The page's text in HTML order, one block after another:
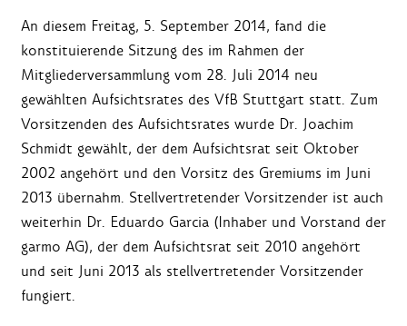
An diesem Freitag, 5. September 2014, fand die
konstituierende Sitzung des im Rahmen der
Mitgliederversammlung vom 28. Juli 2014 neu
gewählten Aufsichtsrates des VfB Stuttgart statt. Zum
Vorsitzenden des Aufsichtsrates wurde Dr. Joachim
Schmidt gewählt, der dem Aufsichtsrat seit Oktober
2002 angehört und den Vorsitz des Gremiums im Juni
2013 übernahm. Stellvertretender Vorsitzender ist auch
weiterhin Dr. Eduardo Garcia (Inhaber und Vorstand der
garmo AG), der dem Aufsichtsrat seit 2010 angehört
und seit Juni 2013 als stellvertretender Vorsitzender
fungiert.